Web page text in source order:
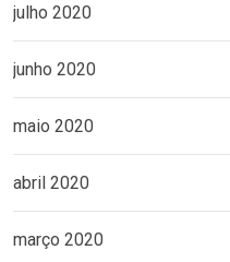
julho 2020
junho 2020
maio 2020
abril 2020
março 2020